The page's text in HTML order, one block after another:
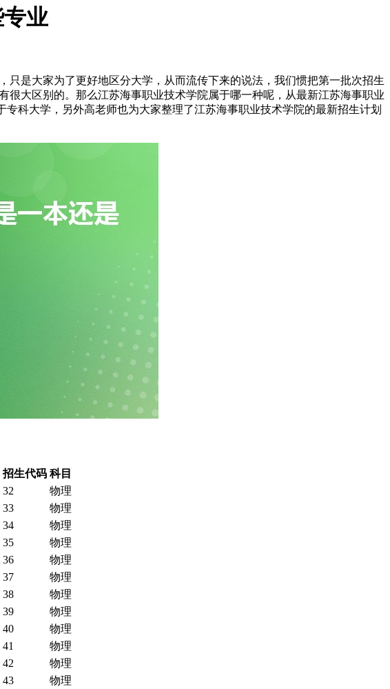
业
是大家为了更好地区分大学，从而流传下来的说法，我们惯把第一批次招生
大区别的。那么江苏海事职业技术学院属于哪一种呢，从最新江苏海事职业
科大学，另外高老师也为大家整理了江苏海事职业技术学院的最新招生计划
招生代码 科目
32
物理
33
物理
34
物理
35
物理
36
物理
37
物理
38
物理
39
物理
40
物理
41
物理
42
物理
43
物理